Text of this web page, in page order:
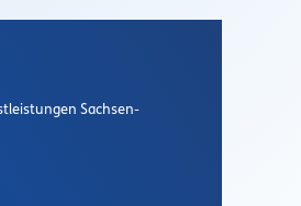
Sachsen-